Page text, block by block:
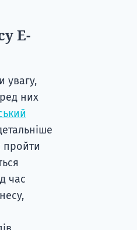
E-
увагу,
них
пройти
час